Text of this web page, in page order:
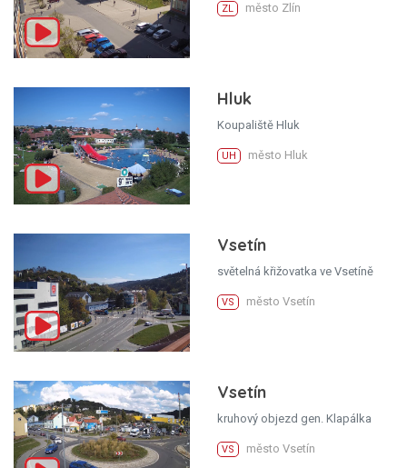
ZL město Zlín
Hluk
Koupaliště Hluk
UH město Hluk
Vsetín
světelná křižovatka ve Vsetíně
VS město Vsetín
Vsetín
kruhový objezd gen. Klapálka
VS město Vsetín